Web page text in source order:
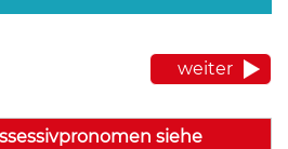
weiter
siehe